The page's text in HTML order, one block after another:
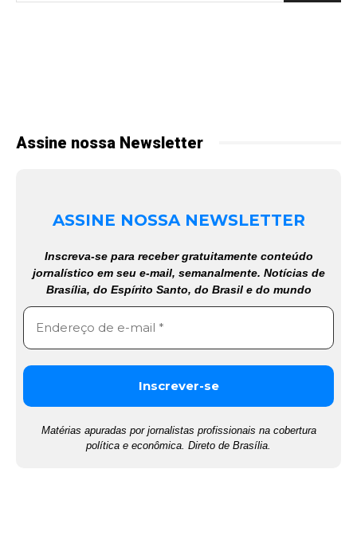
Assine nossa Newsletter
ASSINE NOSSA NEWSLETTER
Inscreva-se para receber gratuitamente conteúdo
jornalístico em seu e-mail, semanalmente. Notícias de
Brasília, do Espírito Santo, do Brasil e do mundo
Matérias apuradas por jornalistas profissionais na cobertura
política e econômica. Direto de Brasília.